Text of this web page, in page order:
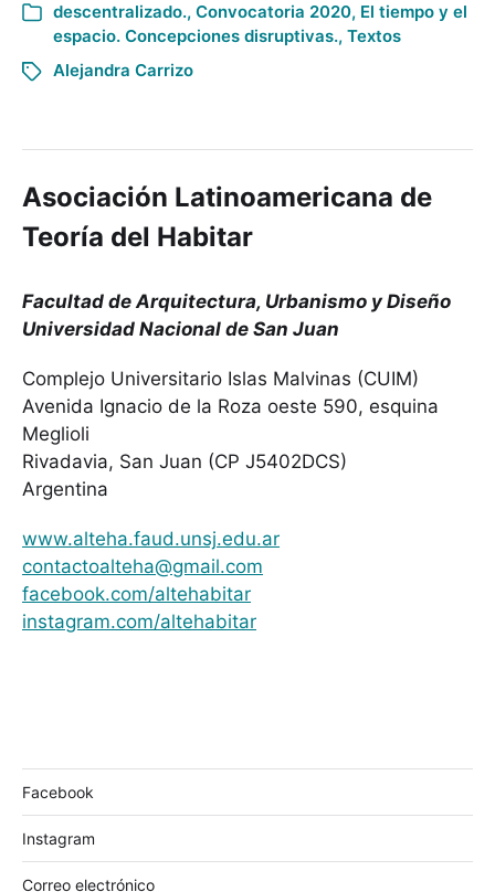
descentralizado., Convocatoria 2020, El tiempo y el
espacio. Concepciones disruptivas., Textos
Alejandra Carrizo
Asociación Latinoamericana de
Teoría del Habitar
Facultad de Arquitectura, Urbanismo y Diseño
Universidad Nacional de San Juan
Complejo Universitario Islas Malvinas (CUIM)
Avenida Ignacio de la Roza oeste 590, esquina
Meglioli
Rivadavia, San Juan (CP J5402DCS)
Argentina
www.alteha.faud.unsj.edu.ar
contactoalteha@gmail.com
facebook.com/altehabitar
instagram.com/altehabitar
Facebook
Instagram
Correo electrónico